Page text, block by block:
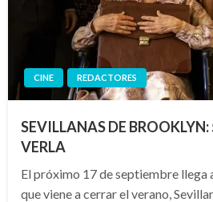
CINE REDACTORES
SEVILLANAS DE
VERLA
El próximo 17 de septiembre llega
que viene a cerrar el verano,